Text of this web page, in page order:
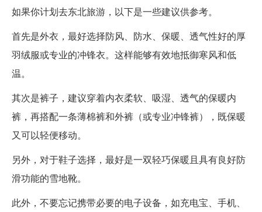
如果你计划去东北旅游，以下是一些建议供参考。
首先是外衣，最好选择防风、防水、保暖、透气性好的厚
羽绒服或专业的冲锋衣。这样能够有效地抵御寒风和低
温。
其次是裤子，建议穿着内衣柔软、吸湿、透气的保暖内
裤，再搭配一条薄棉裤和外裤（或专业冲锋裤），既保暖
又可以轻便移动。
另外，对于鞋子选择，最好是一双轻巧保暖且具有良好防
滑功能的雪地靴。
此外，不要忘记携带必要的电子设备，如充电宝、手机、